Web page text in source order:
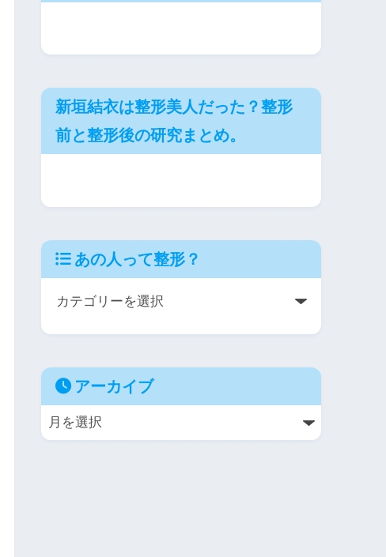
新垣結衣は整形美人だった？整形
前と整形後の研究まとめ。
あの人って整形？
アーカイブ